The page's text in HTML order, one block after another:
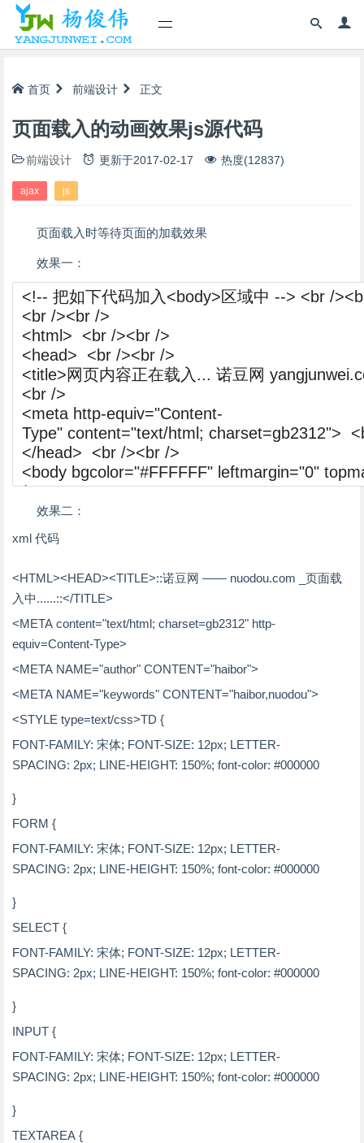
首页 前端设计 正文
页面载入的动画效果js源代码
前端设计 更新于2017-02-17 热度(12837)
ajax js
页面载入时等待页面的加载效果
效果一：
效果二：
xml 代码
<HTML><HEAD><TITLE>::诺豆网 —— nuodou.com _页面载
入中......::</TITLE>
<META content="text/html; charset=gb2312" http-
equiv=Content-Type>
<META NAME="author" CONTENT="haibor">
<META NAME="keywords" CONTENT="haibor,nuodou">
<STYLE type=text/css>TD {
FONT-FAMILY: 宋体; FONT-SIZE: 12px; LETTER-
SPACING: 2px; LINE-HEIGHT: 150%; font-color: #000000
}
FORM {
FONT-FAMILY: 宋体; FONT-SIZE: 12px; LETTER-
SPACING: 2px; LINE-HEIGHT: 150%; font-color: #000000
}
SELECT {
FONT-FAMILY: 宋体; FONT-SIZE: 12px; LETTER-
SPACING: 2px; LINE-HEIGHT: 150%; font-color: #000000
}
INPUT {
FONT-FAMILY: 宋体; FONT-SIZE: 12px; LETTER-
SPACING: 2px; LINE-HEIGHT: 150%; font-color: #000000
}
TEXTAREA {